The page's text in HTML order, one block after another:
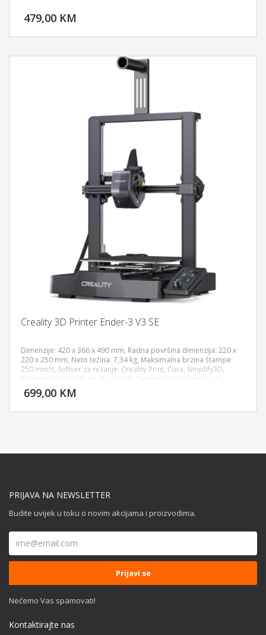
479,00 KM
Creality 3D Printer Ender-3 V3 SE
Dimenzije: 420 x 366 x 490 mm, Radna površina dimenzija: 220 x
220 x 250 mm, Neto težina: 7,34 kg, Maksimalna brzina štampe:
250 mm/s, Softver za rezanje: Creality Print, Cura, Simplify3D,
Temperatura podloge: Do 100°C, Temperatura mlaznice: Do
260°C, Ekstruder: Direct Drive (SPRITE), Nivelacija: Automatska
nivelacija, Podržani filamenti: PLA, PET-G, TPU(95A), Ekran: CR-
699,00 KM
DODAJ U KORPU
PRIJAVA NA NEWSLETTER
Budite uvijek u toku o novim akcijama i proizvodima.
Nećemo Vas spamovati!
Kontaktirajte nas